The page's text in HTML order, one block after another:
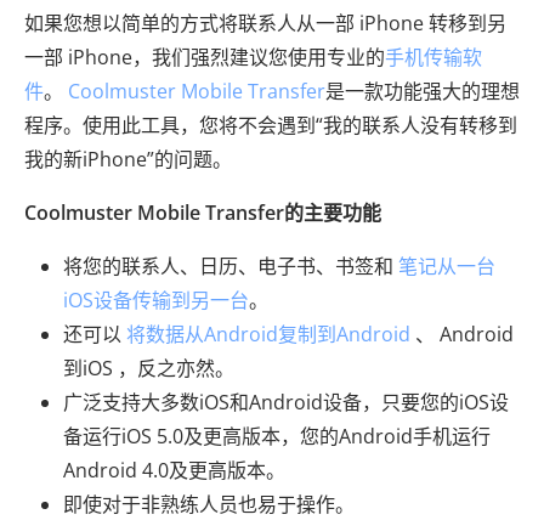
如果您想以简单的方式将联系人从一部 iPhone 转移到另
一部 iPhone，我们强烈建议您使用专业的手机传输软
件。 Coolmuster Mobile Transfer是一款功能强大的理想
程序。使用此工具，您将不会遇到“我的联系人没有转移到
我的新iPhone”的问题。
Coolmuster Mobile Transfer的主要功能
将您的联系人、日历、电子书、书签和 笔记从一台
iOS设备传输到另一台。
还可以 将数据从Android复制到Android 、 Android
到iOS ，反之亦然。
广泛支持大多数iOS和Android设备，只要您的iOS设
备运行iOS 5.0及更高版本，您的Android手机运行
Android 4.0及更高版本。
即使对于非熟练人员也易于操作。